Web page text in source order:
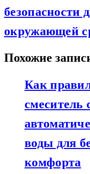
безопасности
окружающей
Похожие
Как
смеситель
воды для
комфорта